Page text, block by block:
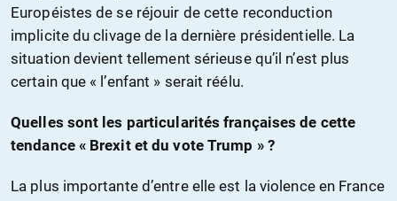
Européistes de se réjouir de cette reconduction
implicite du clivage de la dernière présidentielle. La
situation devient tellement sérieuse qu’il n’est plus
certain que « l’enfant » serait réélu.
Quelles sont les particularités françaises de cette
tendance « Brexit et du vote Trump » ?
La plus importante d’entre elle est la violence en France